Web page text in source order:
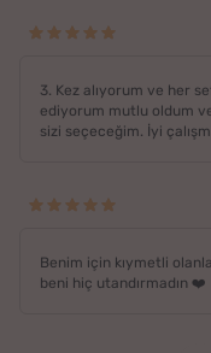
3. Kez alıyorum ve her
ediyorum mutlu oldum
sizi seçeceğim. İyi
Benim için kıymetli
beni hiç utandırmadın ❤️